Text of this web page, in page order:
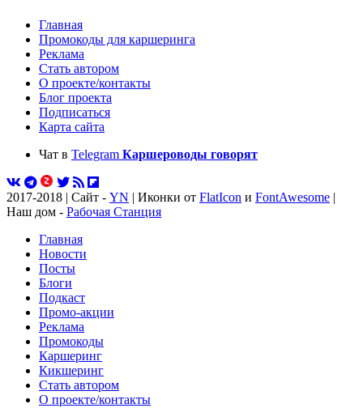
Главная
Промокоды для каршеринга
Реклама
Стать автором
О проекте/контакты
Блог проекта
Подписаться
Карта сайта
Чат в Telegram Каршероводы говорят
2017-2018 | Сайт - YN | Иконки от FlatIcon и FontAwesome |
Наш дом - Рабочая Станция
Главная
Новости
Посты
Блоги
Подкаст
Промо-акции
Реклама
Промокоды
Каршеринг
Кикшеринг
Стать автором
О проекте/контакты